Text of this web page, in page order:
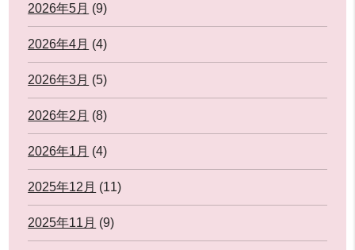
2026年5月 (9)
2026年4月 (4)
2026年3月 (5)
2026年2月 (8)
2026年1月 (4)
2025年12月 (11)
2025年11月 (9)